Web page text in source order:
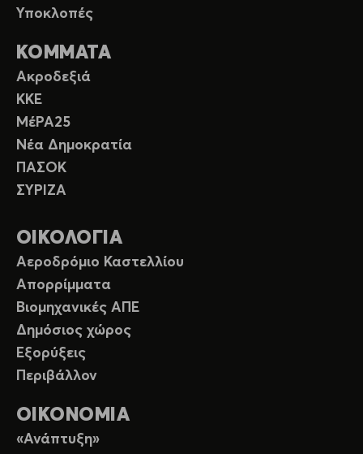
Υποκλοπές
ΚΟΜΜΑΤΑ
Ακροδεξιά
ΚΚΕ
ΜέΡΑ25
Νέα Δημοκρατία
ΠΑΣΟΚ
ΣΥΡΙΖΑ
ΟΙΚΟΛΟΓΙΑ
Αεροδρόμιο Καστελλίου
Απορρίμματα
Βιομηχανικές ΑΠΕ
Δημόσιος χώρος
Εξορύξεις
Περιβάλλον
ΟΙΚΟΝΟΜΙΑ
«Ανάπτυξη»